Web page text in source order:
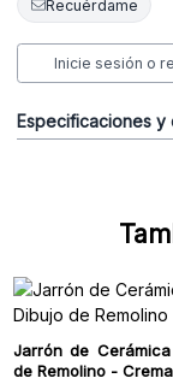
Recuérdame
Inicie sesión o
Especificaciones
Jarrón de
de Remolino - Crema